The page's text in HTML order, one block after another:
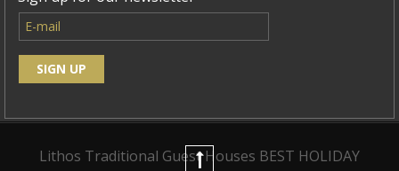
Lithos Traditional Guest Houses BEST HOLIDAY